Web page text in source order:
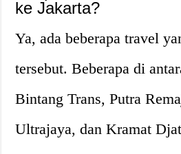
ke Jakarta?
Ya, ada beberapa travel
tersebut. Beberapa di
Bintang Trans, Putra
Ultrajaya, dan Kramat